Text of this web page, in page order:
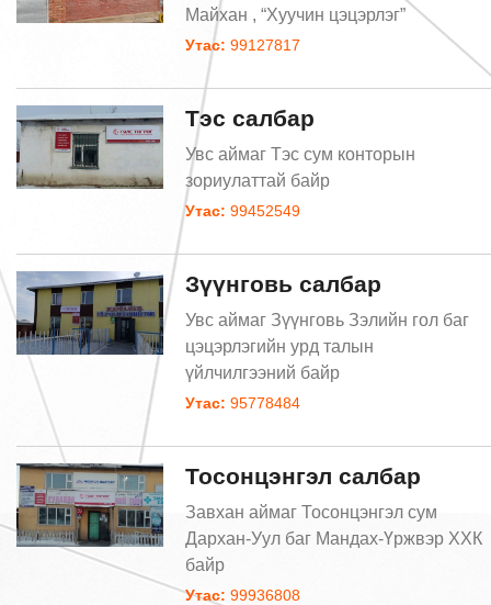
Майхан , “Хуучин цэцэрлэг”
Утас: 99127817
Тэс салбар
Увс аймаг Тэс сум конторын
зориулаттай байр
Утас: 99452549
Зүүнговь салбар
Увс аймаг Зүүнговь Зэлийн гол баг
цэцэрлэгийн урд талын
үйлчилгээний байр
Утас: 95778484
Тосонцэнгэл салбар
Завхан аймаг Тосонцэнгэл сум
Дархан-Уул баг Мандах-Үржвэр ХХК
байр
Утас: 99936808